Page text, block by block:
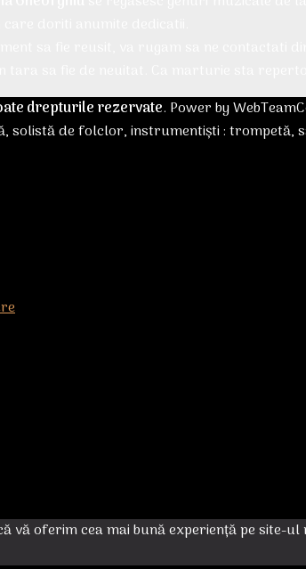
drepturile rezervate. Power by
solistă de folclor, instrumentiști : trompetă,
vă oferim cea mai bună experiență pe